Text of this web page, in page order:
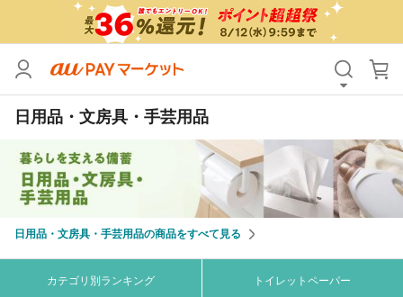
日用品・文房具・手芸用品
日用品・文房具・手芸用品の商品をすべて見る
カテゴリ別ランキング トイレットペーパー
カテゴリ すべて
価格
支払い方法 すべて
その他の条件
送料無料 タイムセール
Pontaパス特典対象すべて ポイントUPセレクトのみ